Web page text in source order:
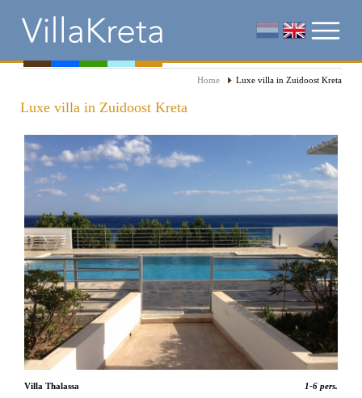
Luxe villa in Zuidoost Kreta
Home
Luxe villa in Zuidoost Kreta
Villa Thalassa
1-6 pers.